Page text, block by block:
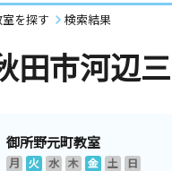
を探す 検索結果
田市河辺
御所野元町教室
月 火 水 木 金 土
日